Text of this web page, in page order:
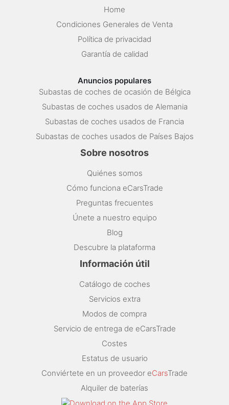
Home
Condiciones Generales de Venta
Política de privacidad
Garantía de calidad
Anuncios populares
Subastas de coches de ocasión de Bélgica
Subastas de coches usados de Alemania
Subastas de coches usados de Francia
Subastas de coches usados de Países Bajos
Sobre nosotros
Quiénes somos
Cómo funciona eCarsTrade
Preguntas frecuentes
Únete a nuestro equipo
Blog
Descubre la plataforma
Información útil
Catálogo de coches
Servicios extra
Modos de compra
Servicio de entrega de eCarsTrade
Costes
Estatus de usuario
Conviértete en un proveedor eCarsTrade
Alquiler de baterías